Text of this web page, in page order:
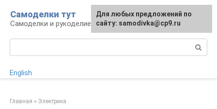
контенту
Самоделки тут
Самоделки и рукоделие для дома и участка
English
Главная » Электрика
Для любых предложений по
сайту: samodivka@cp9.ru